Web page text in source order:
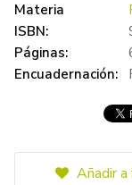
Materia
ISBN:
Páginas:
Encuadernación:
Añadir